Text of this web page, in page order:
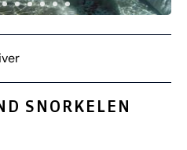
SNORKELEN